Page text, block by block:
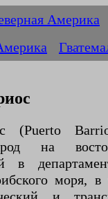
Америка
(Puerto
на
в
моря, в